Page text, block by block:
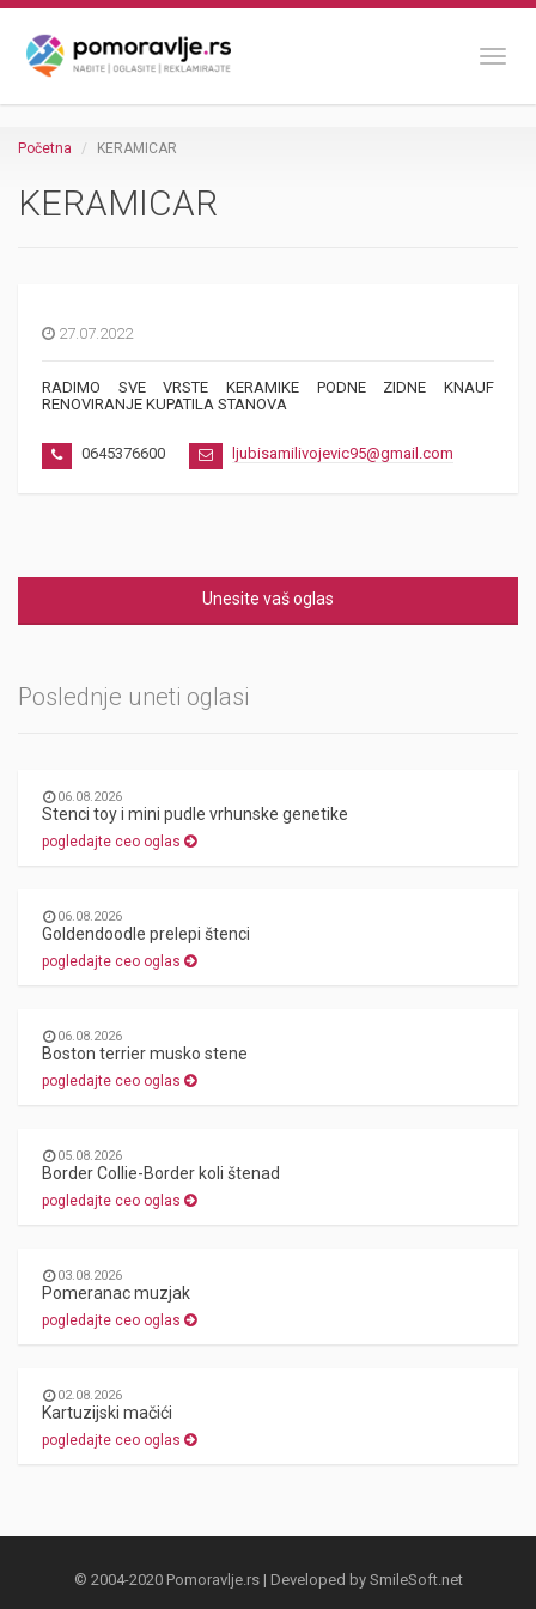
Početna KERAMICAR
KERAMICAR
27.07.2022
RADIMO SVE VRSTE KERAMIKE PODNE ZIDNE KNAUF
RENOVIRANJE KUPATILA STANOVA
0645376600 ljubisamilivojevic95@gmail.com
Unesite vaš oglas
Poslednje uneti oglasi
06.08.2026
Stenci toy i mini pudle vrhunske genetike
pogledajte ceo oglas
06.08.2026
Goldendoodle prelepi štenci
pogledajte ceo oglas
06.08.2026
Boston terrier musko stene
pogledajte ceo oglas
05.08.2026
Border Collie-Border koli štenad
pogledajte ceo oglas
03.08.2026
Pomeranac muzjak
pogledajte ceo oglas
02.08.2026
Kartuzijski mačići
pogledajte ceo oglas
© 2004-2020 Pomoravlje.rs | Developed by SmileSoft.net